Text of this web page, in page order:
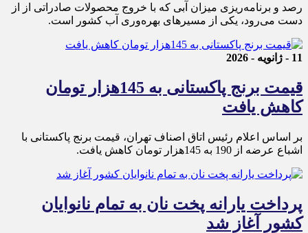
رصد و برنامه‌ریزی میزان آبی که با خروج محصولات صادراتی از از
دست می‌رود، یکی از مسیرهای بهره‌وری آب کشور است.
11 - ژانویه - 2026
قیمت برنج پاکستانی به 145هزار تومان
کاهش یافت
بر اساس اعلام رئیس اتاق اصناف تهران، قیمت برنج پاکستانی با
اشباع عرضه از 190 به 145هزار تومان کاهش یافت.
پرداخت یارانه پخت نان به تمام نانوایان
کشور آغاز شد